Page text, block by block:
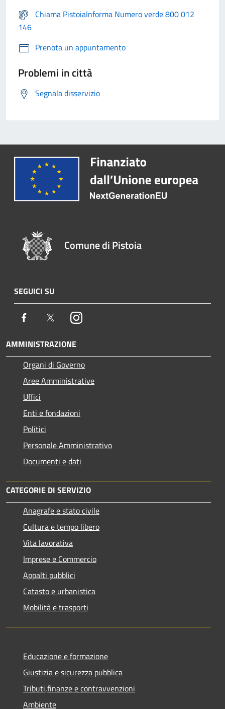
Chiama PistoiaInforma Numero verde 800 012
146
Prenota un appuntamento
Problemi in città
Segnala disservizio
Comune di Pistoia
SEGUICI SU
Facebook TwitterInstagram
AMMINISTRAZIONE
Organi di Governo
Aree Amministrative
Uffici
Enti e fondazioni
Politici
Personale Amministrativo
Documenti e dati
CATEGORIE DI SERVIZIO
Anagrafe e stato civile
Cultura e tempo libero
Vita lavorativa
Imprese e Commercio
Appalti pubblici
Catasto e urbanistica
Mobilità e trasporti
Educazione e formazione
Giustizia e sicurezza pubblica
Tributi,finanze e contravvenzioni
Ambiente